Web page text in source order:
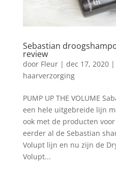
Sebastian
review
door Fleur| dec 17, 2020|
haarverzorging
PUMP UP THE VOLUME
een hele uitgebreide lijn
ook met de producten
eerder al de Sebastian
Volupt lijn en nu zijn de
Volupt...